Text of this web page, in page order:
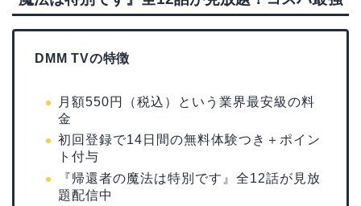
DMM TVの特徴
月額550円（税込）という業界最安級の料
金
初回登録で14日間の無料体験つき＋ポイン
ト付与
『帰還者の魔法は特別です』全12話が見放
題配信中